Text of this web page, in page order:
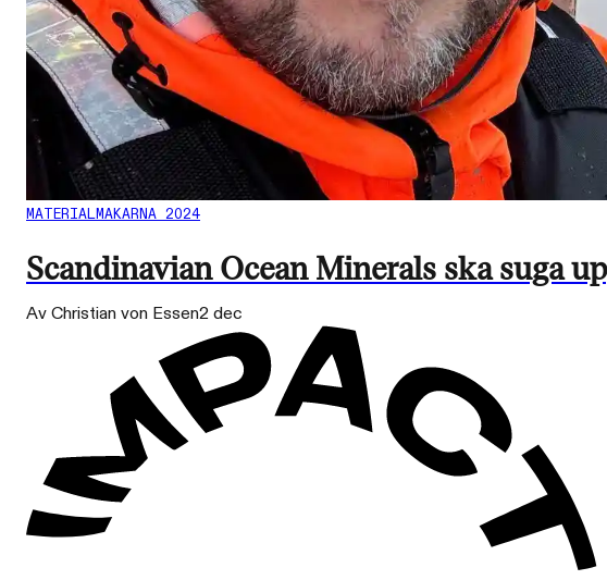
MATERIALMAKARNA 2024
Scandinavian Ocean Minerals ska suga
Av Christian von Essen2 dec